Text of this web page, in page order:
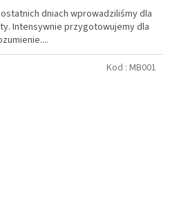
dniach wprowadziliśmy dla
Intensywnie przygotowujemy dla
Kod : MB001